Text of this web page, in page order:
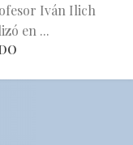
Iván Ilich
en ...